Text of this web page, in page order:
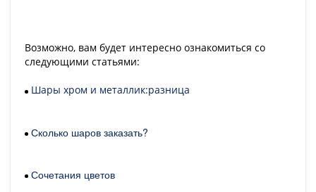
Возможно, вам будет интересно ознакомиться со
следующими статьями:
Шары хром и металлик:разница
Сколько шаров заказать?
Сочетания цветов